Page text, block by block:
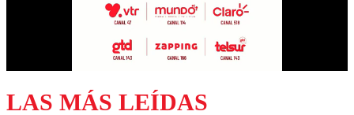
LAS MÁS LEÍDAS